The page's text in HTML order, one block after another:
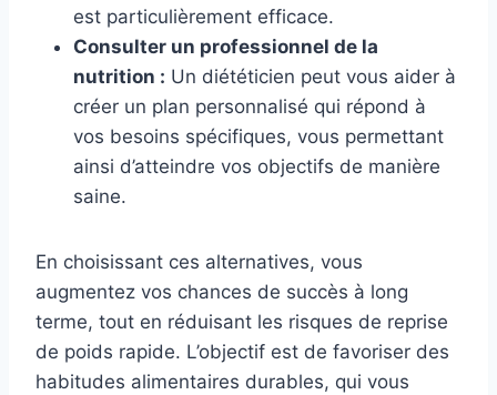
est particulièrement efficace.
Consulter un professionnel de la
nutrition : Un diététicien peut vous aider à
créer un plan personnalisé qui répond à
vos besoins spécifiques, vous permettant
ainsi d’atteindre vos objectifs de manière
saine.
En choisissant ces alternatives, vous
augmentez vos chances de succès à long
terme, tout en réduisant les risques de reprise
de poids rapide. L’objectif est de favoriser des
habitudes alimentaires durables, qui vous